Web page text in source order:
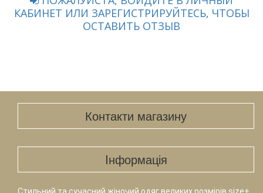
КАБИНЕТ ИЛИ ЗАРЕГИСТРИРУЙТЕСЬ, ЧТОБЫ
ОСТАВИТЬ ОТЗЫВ
Контакти магазину
Iнформація
Стильний та сучасний жіночий одяг великих розмірів size+